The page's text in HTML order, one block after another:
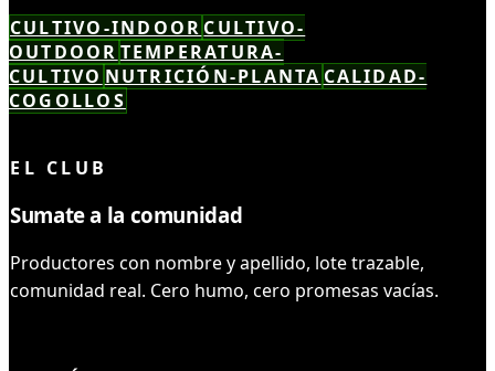
CULTIVO-INDOOR CULTIVO-
OUTDOOR TEMPERATURA-
CULTIVO NUTRICIÓN-PLANTA CALIDAD-
COGOLLOS
EL CLUB
Sumate a la comunidad
Productores con nombre y apellido, lote trazable,
comunidad real. Cero humo, cero promesas vacías.